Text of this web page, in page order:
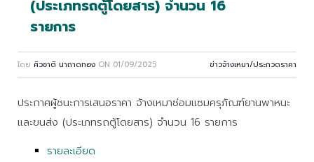
(ประเภทรถตู้โดยสาร) จำนวน 16
รายการ
โดย ศิวชาติ นาถาดทอง ON 01/09/2025 ข่าวจ้างเหมา/ประกวดราคา
ประกาศผู้ชนะการเสนอราคา จ้างเหมาซ่อมแซมครุภัณฑ์ยานพาหนะ
และขนส่ง (ประเภทรถตู้โดยสาร) จำนวน 16 รายการ
รายละเอียด